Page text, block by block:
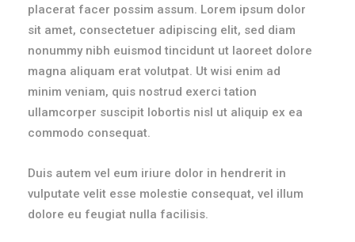
placerat facer possim assum. Lorem ipsum dolor
sit amet, consectetuer adipiscing elit, sed diam
nonummy nibh euismod tincidunt ut laoreet dolore
magna aliquam erat volutpat. Ut wisi enim ad
minim veniam, quis nostrud exerci tation
ullamcorper suscipit lobortis nisl ut aliquip ex ea
commodo consequat.
Duis autem vel eum iriure dolor in hendrerit in
vulputate velit esse molestie consequat, vel illum
dolore eu feugiat nulla facilisis.